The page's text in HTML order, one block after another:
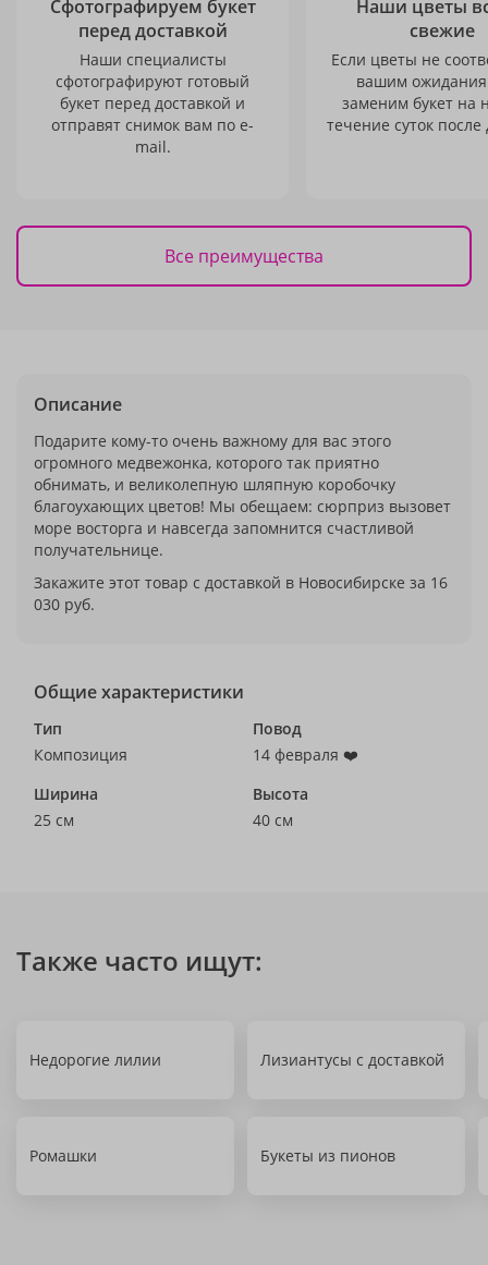
Сфотографируем букет
перед доставкой
Наши специалисты
сфотографируют готовый
букет перед доставкой и
отправят снимок вам по e-
mail.
Наши цветы
свежие
Если цветы не
вашим
заменим букет на
течение суток после
Все преимущества
Описание
Подарите кому-то очень важному для вас этого
огромного медвежонка, которого так приятно
обнимать, и великолепную шляпную коробочку
благоухающих цветов! Мы обещаем: сюрприз вызовет
море восторга и навсегда запомнится счастливой
получательнице.
Закажите этот товар с доставкой в Новосибирске за 16
030 руб.
Общие характеристики
Тип
Композиция
Повод
14 февраля ❤️
Ширина
25 см
Высота
40 см
Также часто ищут:
Недорогие лилии Лизиантусы с доставкой
Ромашки Букеты из пионов